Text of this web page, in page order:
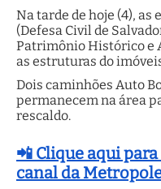
Na tarde de hoje (4), as
(Defesa Civil de
Patrimônio Histórico e
as estruturas do
Dois caminhões Auto
permanecem na área
rescaldo.
📲 Clique aqui
canal da